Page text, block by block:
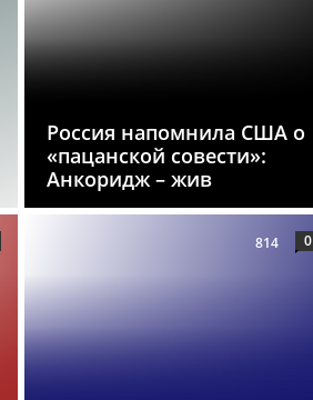
Россия напомнила США о
«пацанской совести»:
Анкоридж – жив
814 0